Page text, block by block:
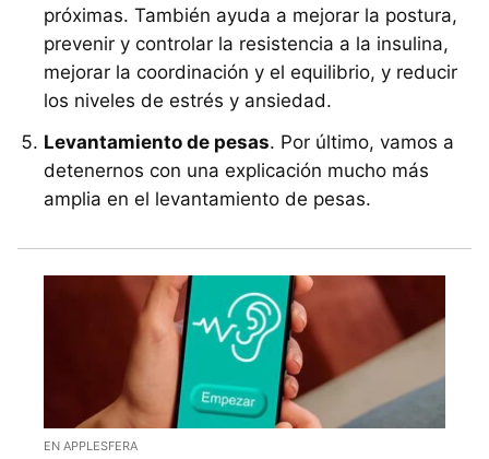
próximas. También ayuda a mejorar la postura,
prevenir y controlar la resistencia a la insulina,
mejorar la coordinación y el equilibrio, y reducir
los niveles de estrés y ansiedad.
Levantamiento de pesas. Por último, vamos a
detenernos con una explicación mucho más
amplia en el levantamiento de pesas.
EN APPLESFERA